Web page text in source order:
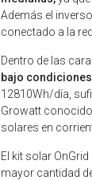
Además el
conectado a la
Dentro de las
bajo
12810Wh/día,
Growatt
solares en
El kit solar
mayor cantidad